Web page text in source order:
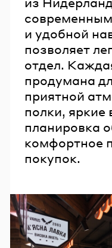
и удобной
позволяет
отдел.
продумана
приятной
полки, яркие
планировка
комфортное
покупок.